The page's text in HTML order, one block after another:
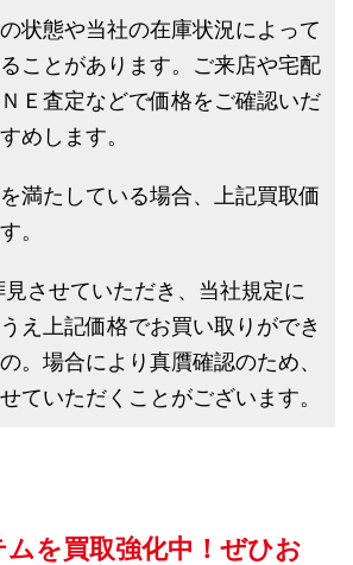
状態や当社の在庫状況によって
ことがあります。ご来店や宅配
Ｅ査定などで価格をご確認いだ
めします。
満たしている場合、上記買取価
。
させていただき、当社規定に
え上記価格でお買い取りができ
。場合により真贋確認のため、
ていただくことがございます。
を買取強化中！ぜひお